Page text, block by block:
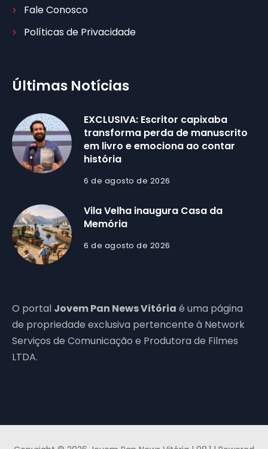
Fale Conosco
Políticas de Privacidade
Últimas Notícias
EXCLUSIVA: Escritor capixaba
transforma perda de manuscrito
em livro e emociona ao contar
história
6 de agosto de 2026
Vila Velha inaugura Casa da
Memória
6 de agosto de 2026
O portal Jovem Pan News Vitória é uma página
de propriedade exclusiva pertencente à Network
Serviços de Comunicação e Produtora de Filmes
LTDA.